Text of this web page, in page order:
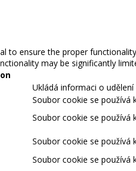
to ensure the proper
may be significantly
Ukládá informaci o
Soubor cookie se používá
Soubor cookie se používá
Soubor cookie se používá
Soubor cookie se používá